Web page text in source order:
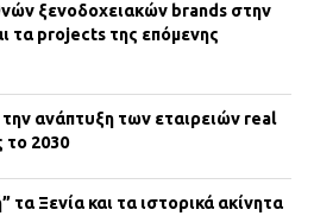
ξενοδοχειακών brands στην
τα projects της επόμενης
ανάπτυξη των εταιρειών real
2030
Ξενία και τα ιστορικά ακίνητα